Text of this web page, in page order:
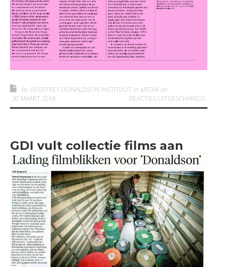
by GEOFFREY DONALDSON INSTITUUT in MEDIA on
30 MAART 2018
REACTIES UITGESCHAKELD
GDI vult collectie films aan